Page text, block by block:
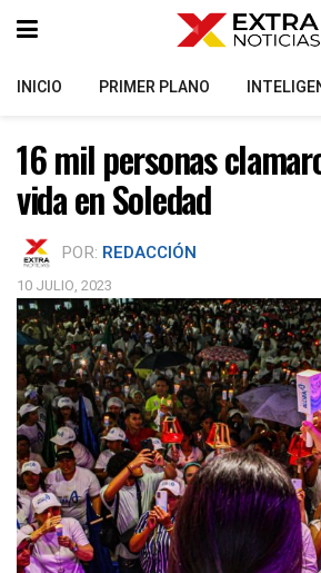
INICIO PRIMER PLANO
16 mil personas
vida en Soledad
POR: REDACCIÓN
10 JULIO, 2023